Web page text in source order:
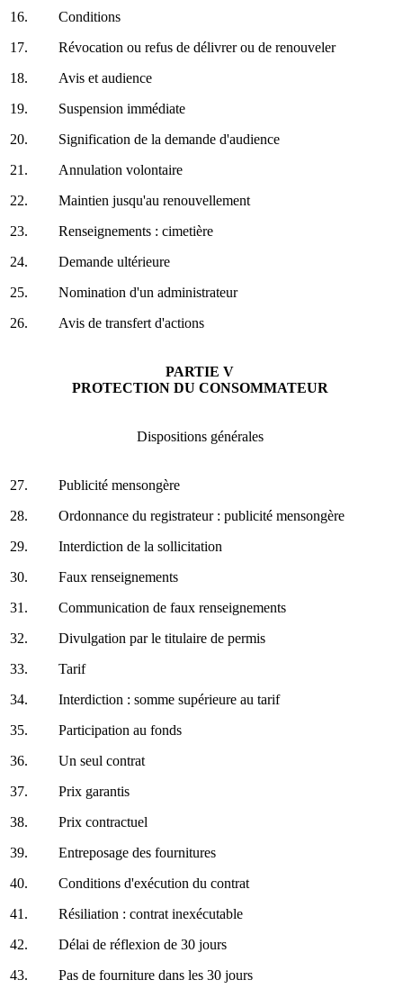
16.
17.
18.
19.
20.
21.
22.
23.
24.
25.
26.
Conditions
Révocation ou refus de délivrer ou de renouveler
Avis et audience
Suspension immédiate
Signification de la demande d'audience
Annulation volontaire
Maintien jusqu'au renouvellement
Renseignements : cimetière
Demande ultérieure
Nomination d'un administrateur
Avis de transfert d'actions
PARTIE V
PROTECTION DU CONSOMMATEUR
Dispositions générales
27.
28.
29.
30.
31.
32.
33.
34.
35.
36.
37.
38.
39.
40.
41.
42.
43.
Publicité mensongère
Ordonnance du registrateur : publicité mensongère
Interdiction de la sollicitation
Faux renseignements
Communication de faux renseignements
Divulgation par le titulaire de permis
Tarif
Interdiction : somme supérieure au tarif
Participation au fonds
Un seul contrat
Prix garantis
Prix contractuel
Entreposage des fournitures
Conditions d'exécution du contrat
Résiliation : contrat inexécutable
Délai de réflexion de 30 jours
Pas de fourniture dans les 30 jours